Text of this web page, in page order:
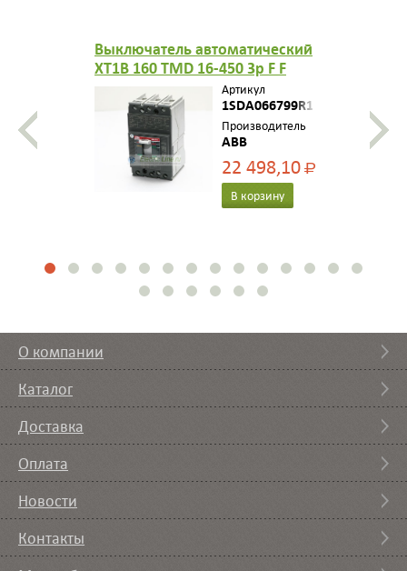
Выключатель автоматический
XT1B 160 TMD 16-450 3p F F
1SDA066799R1
Артикул
1SDA066799R1
Производитель
ABB
22 498,10Р
В корзину
О компании
Каталог
Доставка
Оплата
Новости
Контакты